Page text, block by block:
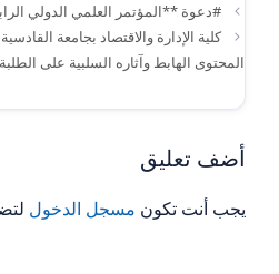
#دعوة **المؤتمر العلمي الدولي
كلية الإدارة والاقتصاد بجامعة
المحتوى الهابط وآثاره السلبية على
أضف تعليق
يجب أنت تكون مسجل الدخول